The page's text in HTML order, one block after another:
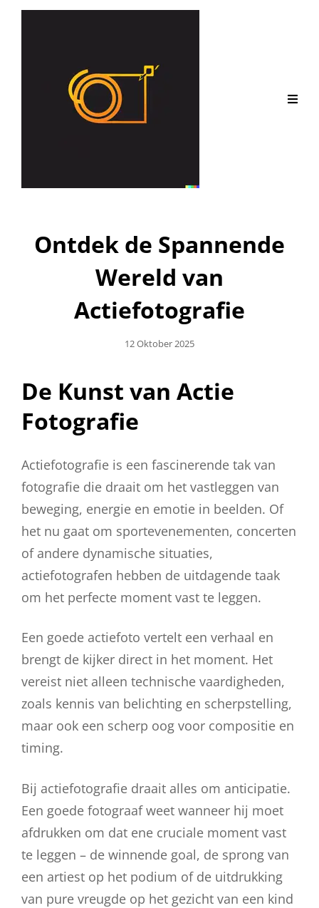
Ontdek de Spannende
Wereld van
Actiefotografie
Geplaatst
12 Oktober 2025
De Kunst van Actie
Fotografie
Actiefotografie is een fascinerende tak van
fotografie die draait om het vastleggen van
beweging, energie en emotie in beelden. Of
het nu gaat om sportevenementen, concerten
of andere dynamische situaties,
actiefotografen hebben de uitdagende taak
om het perfecte moment vast te leggen.
Een goede actiefoto vertelt een verhaal en
brengt de kijker direct in het moment. Het
vereist niet alleen technische vaardigheden,
zoals kennis van belichting en scherpstelling,
maar ook een scherp oog voor compositie en
timing.
Bij actiefotografie draait alles om anticipatie.
Een goede fotograaf weet wanneer hij moet
afdrukken om dat ene cruciale moment vast
te leggen – de winnende goal, de sprong van
een artiest op het podium of de uitdrukking
van pure vreugde op het gezicht van een kind